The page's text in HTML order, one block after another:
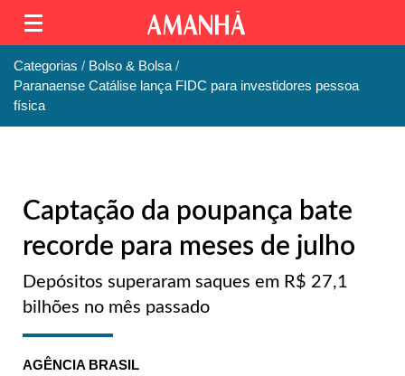
Categorias
Bolso & Bolsa
Paranaense Catálise lança FIDC para investidores pessoa
física
Captação da poupança bate
recorde para meses de julho
Depósitos superaram saques em R$ 27,1
bilhões no mês passado
AGÊNCIA BRASIL